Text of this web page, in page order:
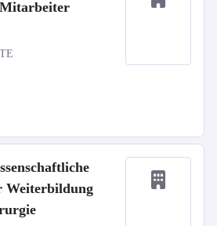
Mitarbeiter
Weiterbildung